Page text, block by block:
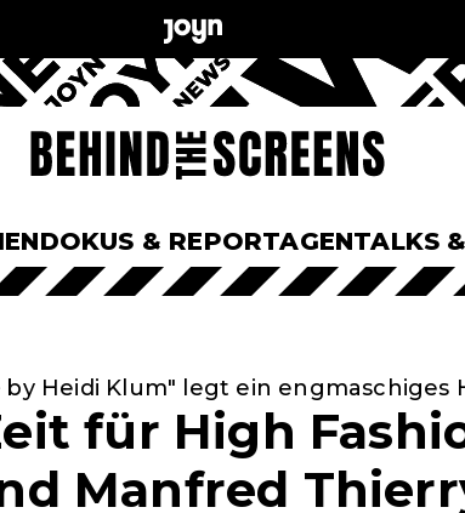
DOKUS & REPORTAGENTALKS
by Heidi Klum" legt ein
für High
Manfred